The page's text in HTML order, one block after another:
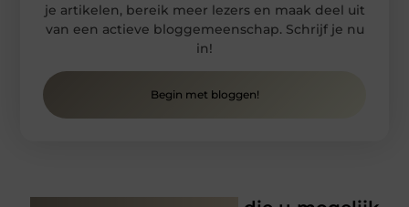
je artikelen, bereik meer lezers en maak deel uit
van een actieve bloggemeenschap. Schrijf je nu
in!
Begin met bloggen!